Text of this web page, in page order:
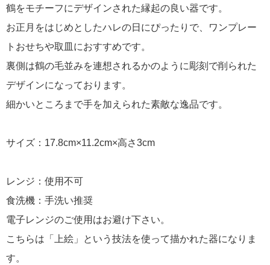
鶴をモチーフにデザインされた縁起の良い器です。
お正月をはじめとしたハレの日にぴったりで、ワンプレー
トおせちや取皿におすすめです。
裏側は鶴の毛並みを連想されるかのように彫刻で削られた
デザインになっております。
細かいところまで手を加えられた素敵な逸品です。
サイズ：17.8cm×11.2cm×高さ3cm
レンジ：使用不可
食洗機：手洗い推奨
電子レンジのご使用はお避け下さい。
こちらは「上絵」という技法を使って描かれた器になりま
す。